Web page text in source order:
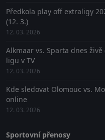
Předkola play off extraligy
(12. 3.)
12. 03. 2026
Alkmaar vs. Sparta dnes
ligu v TV
12. 03. 2026
Kde sledovat Olomouc vs.
online
12. 03. 2026
Sportovní přenosy